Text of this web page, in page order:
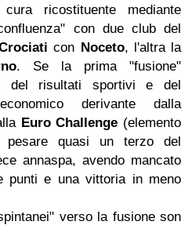
ricostituente mediante
con due club del
con Noceto, l'altra la
. Se la prima "fusione"
del risultati sportivi e del
derivante dalla
Euro Challenge (elemento
pesare quasi un terzo del
annaspa, avendo mancato
punti e una vittoria in meno
verso la fusione son